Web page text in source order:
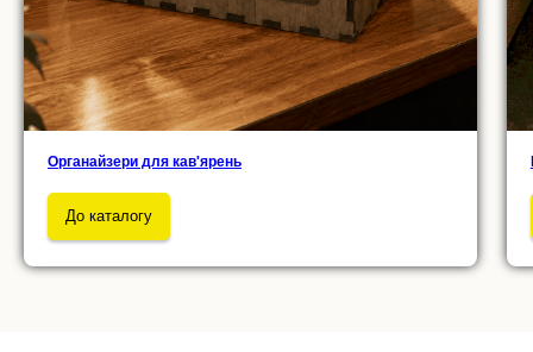
Органайзери для кав'ярень
До каталогу